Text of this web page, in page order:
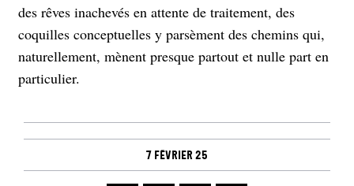
des rêves inachevés en attente de traitement, des
coquilles conceptuelles y parsèment des chemins qui,
naturellement, mènent presque partout et nulle part en
particulier.
7 février 25